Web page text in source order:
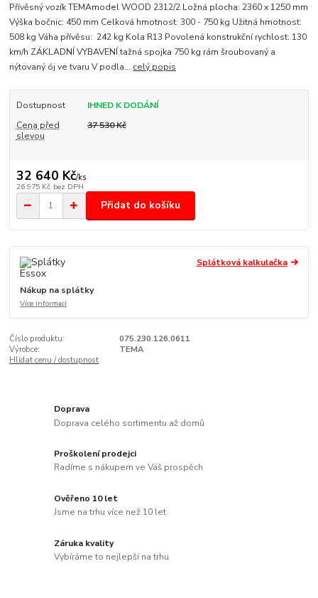
Přívěsný vozík TEMAmodel WOOD 2312/2 Ložná plocha: 2360 x 1250 mm
Výška bočnic: 450 mm Celková hmotnost: 300 - 750 kg Užitná hmotnost:
508 kg Váha přívěsu: 242 kg Kola R13 Povolená konstrukční rychlost: 130
km/h ZÁKLADNÍ VYBAVENÍ tažná spojka 750 kg rám šroubovaný a
nýtovaný ój ve tvaru V podla... celý popis
Dostupnost
IHNED K DODÁNÍ
Cena před
slevou
37 530 Kč
32 640 Kč/ks
26 975 Kč bez DPH
Přidat do košíku
Splátková kalkulačka
Nákup na splátky
Více informací
Číslo produktu:
075.230.126.0611
Výrobce:
TEMA
Hlídat cenu / dostupnost
Doprava
Doprava celého sortimentu až domů
Proškolení prodejci
Radíme s nákupem ve Váš prospěch
Ověřeno 10 let
Jsme na trhu více než 10 let
Záruka kvality
Vybíráme to nejlepší na trhu